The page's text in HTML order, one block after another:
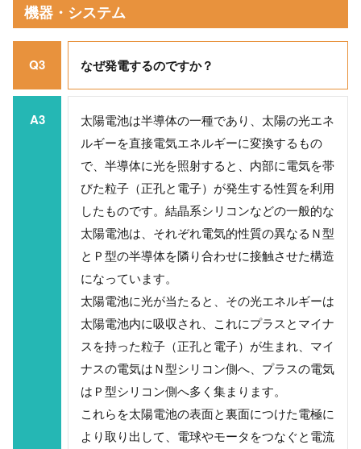
機器・システム
Q3 なぜ発電するのですか？
A3
太陽電池は半導体の一種であり、太陽の光エネ
ルギーを直接電気エネルギーに変換するもの
で、半導体に光を照射すると、内部に電気を帯
びた粒子（正孔と電子）が発生する性質を利用
したものです。結晶系シリコンなどの一般的な
太陽電池は、それぞれ電気的性質の異なるＮ型
とＰ型の半導体を隣り合わせに接触させた構造
になっています。
太陽電池に光が当たると、その光エネルギーは
太陽電池内に吸収され、これにプラスとマイナ
スを持った粒子（正孔と電子）が生まれ、マイ
ナスの電気はＮ型シリコン側へ、プラスの電気
はＰ型シリコン側へ多く集まります。
これらを太陽電池の表面と裏面につけた電極に
より取り出して、電球やモータをつなぐと電流